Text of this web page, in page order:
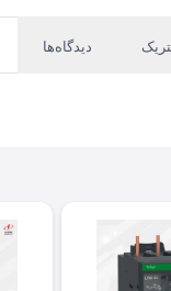
دیدگاه‌ها